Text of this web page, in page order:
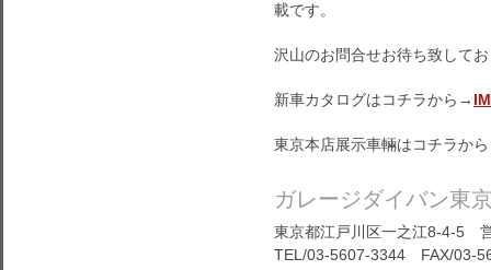
載です。
沢山のお問合せお待ち致して
新車カタログはコチラから→
東京本店展示車輛はコチラか
ガレージダイバン東
東京都江戸川区一之江8-4-5
TEL/03-5607-3344 FAX/03-